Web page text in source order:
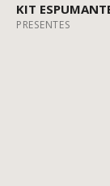
KIT
PRESENTES